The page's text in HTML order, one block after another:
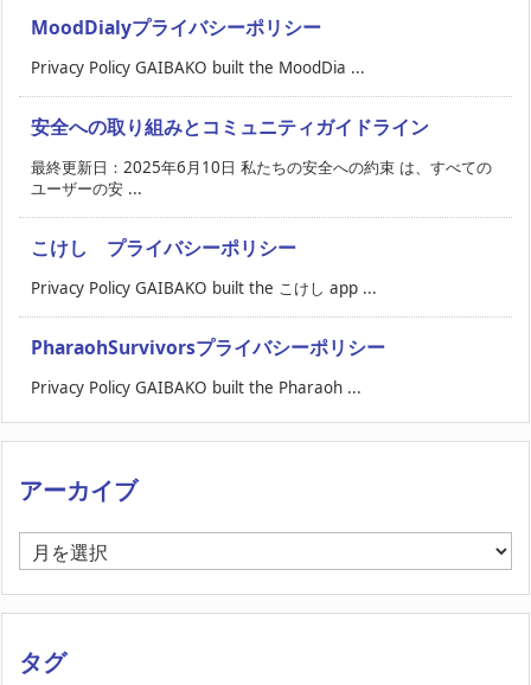
MoodDialyプライバシーポリシー
Privacy Policy GAIBAKO built the MoodDia ...
安全への取り組みとコミュニティガイドライン
最終更新日：2025年6月10日 私たちの安全への約束 は、すべての
ユーザーの安 ...
こけし プライバシーポリシー
Privacy Policy GAIBAKO built the こけし app ...
PharaohSurvivorsプライバシーポリシー
Privacy Policy GAIBAKO built the Pharaoh ...
アーカイブ
ア
ー
カ
ブ
タグ